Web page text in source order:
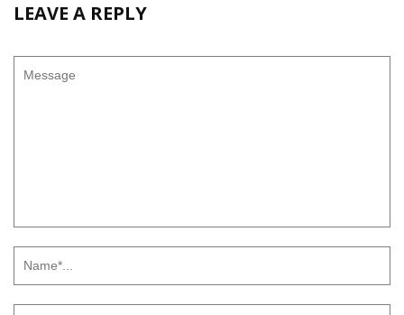
LEAVE A REPLY